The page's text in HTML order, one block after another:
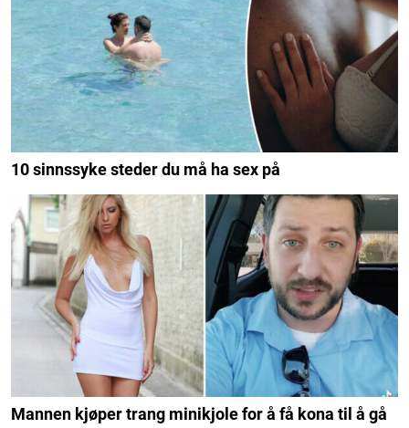
10 sinnssyke steder du må ha sex på
Mannen kjøper trang minikjole for å få kona til å gå